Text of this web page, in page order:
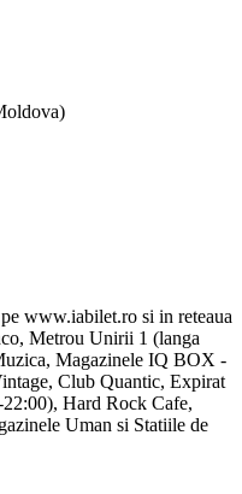
www.iabilet.ro si in reteaua
Metrou Unirii 1 (langa
Magazinele IQ BOX -
Club Quantic, Expirat
Hard Rock Cafe,
Uman si Statiile de